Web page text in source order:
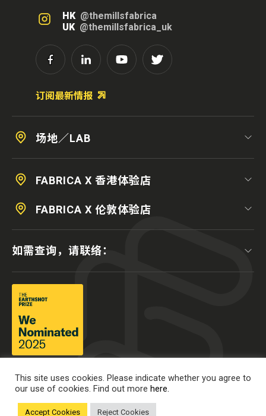
HK @themillsfabrica
UK @themillsfabrica_uk
订阅最新情报
场地／LAB
FABRICA X 香港体验店
FABRICA X 伦敦体验店
如需查询，请联络：
This site uses cookies. Please indicate whether you agree to
our use of cookies. Find out more here.
Accept Cookies Reject Cookies